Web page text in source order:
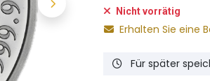
Nicht vorrätig
Erhalten Sie eine
Für später